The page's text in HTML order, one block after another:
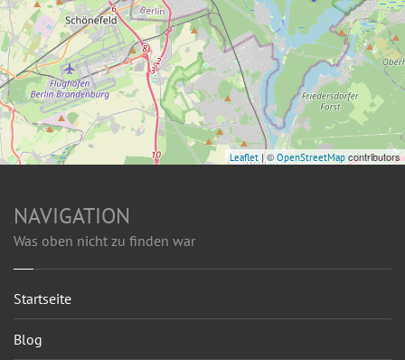
Leaflet | © OpenStreetMapcontributors
NAVIGATION
Was oben nicht zu finden war
Startseite
Blog